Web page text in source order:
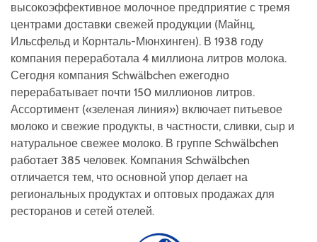
высокоэффективное молочное предприятие с тремя
центрами доставки свежей продукции (Майнц,
Ильсфельд и Корнталь-Мюнхинген). В 1938 году
компания переработала 4 миллиона литров молока.
Сегодня компания Schwälbchen ежегодно
перерабатывает почти 150 миллионов литров.
Ассортимент («зеленая линия») включает питьевое
молоко и свежие продукты, в частности, сливки, сыр и
натуральное свежее молоко. В группе Schwälbchen
работает 385 человек. Компания Schwälbchen
отличается тем, что основной упор делает на
региональных продуктах и оптовых продажах для
ресторанов и сетей отелей.